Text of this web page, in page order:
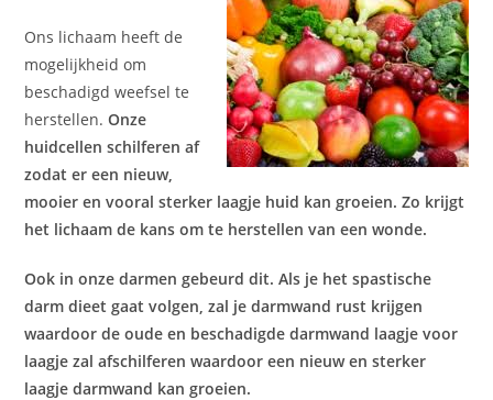
Ons lichaam heeft de
mogelijkheid om
beschadigd weefsel te
herstellen.Onze
huidcellen schilferen af
zodat er een nieuw,
mooier en vooral sterker laagje huid kan groeien. Zo krijgt
het lichaam de kans om te herstellen van een wonde.
Ook in onze darmen gebeurd dit. Als je het spastische
darm dieet gaat volgen, zal je darmwand rust krijgen
waardoor de oude en beschadigde darmwand laagje voor
laagje zal afschilferen waardoor een nieuw en sterker
laagje darmwand kan groeien.